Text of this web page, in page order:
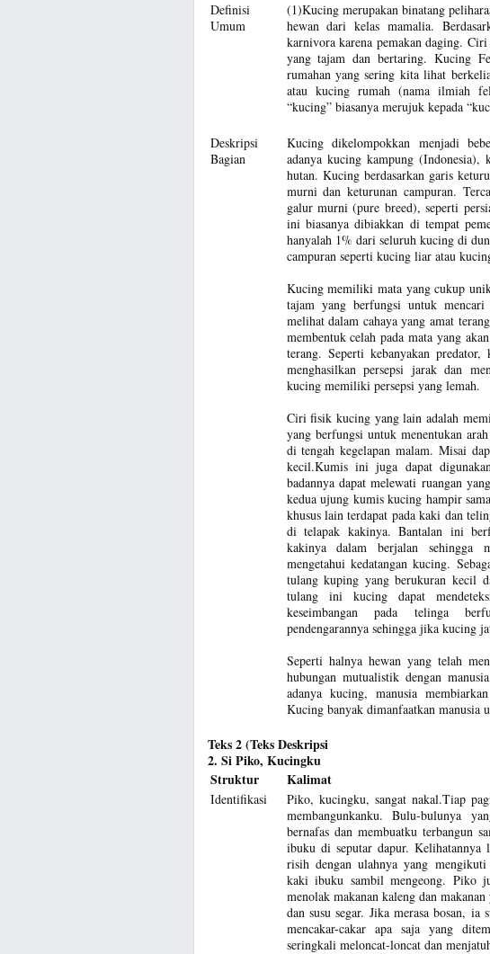
Definisi
Umum
(1)Kucing merupakan binatang
hewan dari kelas mamalia.
karnivora karena pemakan daging.
yang tajam dan bertaring. Kucing
rumahan yang sering kita lihat
atau kucing rumah (nama ilmiah
“kucing” biasanya merujuk kepada
Deskripsi
Bagian
Kucing dikelompokkan menjadi
adanya kucing kampung
hutan. Kucing berdasarkan garis
murni dan keturunan campuran.
galur murni (pure breed), seperti
ini biasanya dibiakkan di tempat
hanyalah 1% dari seluruh kucing di
campuran seperti kucing liar atau
Kucing memiliki mata yang cukup
tajam yang berfungsi untuk
melihat dalam cahaya yang amat
membentuk celah pada mata yang
terang. Seperti kebanyakan
menghasilkan persepsi jarak dan
kucing memiliki persepsi yang lemah.
Ciri fisik kucing yang lain adalah
yang berfungsi untuk menentukan
di tengah kegelapan malam. Misai
kecil.Kumis ini juga dapat
badannya dapat melewati ruangan
kedua ujung kumis kucing hampir
khusus lain terdapat pada kaki dan
di telapak kakinya. Bantalan ini
kakinya dalam berjalan sehingga
mengetahui kedatangan kucing.
tulang kuping yang berukuran kecil
tulang ini kucing dapat
keseimbangan pada telinga
pendengarannya sehingga jika kucing
Seperti halnya hewan yang telah
hubungan mutualistik dengan
adanya kucing, manusia
Kucing banyak dimanfaatkan manusia
Teks 2 (Teks Deskripsi
2. Si Piko, Kucingku
Struktur
Kalimat
Identifikasi
Piko, kucingku, sangat nakal.Tiap
membangunkanku. Bulu-bulunya
bernafas dan membuatku terbangun
ibuku di seputar dapur. Kelihatannya
risih dengan ulahnya yang mengikuti
kaki ibuku sambil mengeong. Piko
menolak makanan kaleng dan
dan susu segar. Jika merasa bosan,
mencakar-cakar apa saja yang
seringkali meloncat-loncat dan